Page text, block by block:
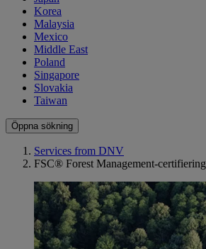
Korea
Malaysia
Mexico
Middle East
Poland
Singapore
Slovakia
Taiwan
Öppna sökning
Services from DNV
FSC® Forest Management-certifiering